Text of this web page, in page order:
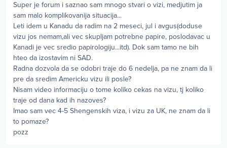
Super je forum i saznao sam mnogo stvari o vizi, medjutim ja
sam malo komplikovanija situacija...
Leti idem u Kanadu da radim na 2 meseci, jul i avgus(doduse
vizu jos nemam,ali vec skupljam potrebne papire, poslodavac u
Kanadi je vec sredio papirologiju...itd). Dok sam tamo ne bih
hteo da izostavim ni SAD.
Radna dozvola da se odobri traje do 6 nedelja, pa ne znam da li
pre da sredim Americku vizu ili posle?
Nisam video informaciju o tome koliko cekas na vizu, tj koliko
traje od dana kad ih nazoves?
Imao sam vec 4-5 Shengenskih viza, i vizu za UK, ne znam da li
to pomaze?
pozz